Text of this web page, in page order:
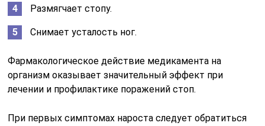
Размягчает стопу.
Снимает усталость ног.
Фармакологическое действие медикамента на
организм оказывает значительный эффект при
лечении и профилактике поражений стоп.
При первых симптомах нароста следует обратиться